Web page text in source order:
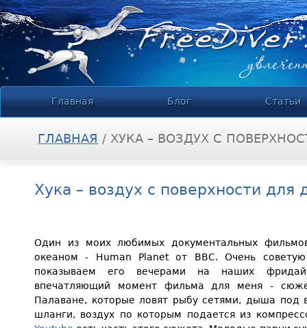
Jump to navigation
ВЫ ЗДЕСЬ
ГЛАВНАЯ / ХУКА – ВОЗДУХ С
Хука – воздух с поверхности для
Один из моих любимых документальных
океаном - Human Planet от BBC. Очень
показываем его вечерами на наших
впечатляющий момент фильма для меня -
Палаване, которые ловят рыбу сетями, дыша под
шланги, воздух по которым подается из
Главная Блог Статьи